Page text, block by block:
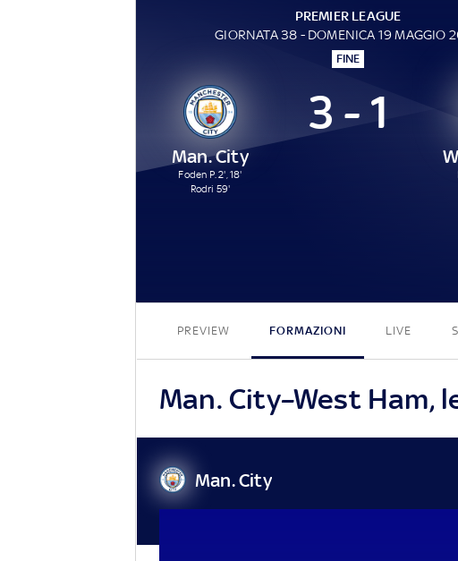
PREMIER LEAGUE
GIORNATA 38 - DOMENICA 19 MAGGIO
FINE
Man. City
Foden P. 2', 18'
Rodri 59'
3 - 1
PREVIEW FORMAZIONI LIVE
Man. City–West Ham,
Man. City